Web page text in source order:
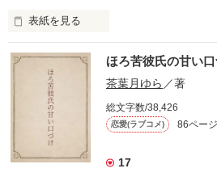
作品を読む
作品を読む
最初は馬鹿馬鹿しいと思ってた。
だけど──。
「……それ、俺への告白？」
「自惚れるな、迷信男」
社交的＆天然人たらし(兄)
甘々紳士
＊＊＊
◇◇◇
犬&バイク命
正義感強めなヒーロー体質
表紙を見る
「すみません！　おケガはありません
高校生、2度目の春。
ほろ苦彼氏の甘い
茶葉月ゆら ／著
総文字数/38,426
恋愛(ラブコメ) 86ページ
17